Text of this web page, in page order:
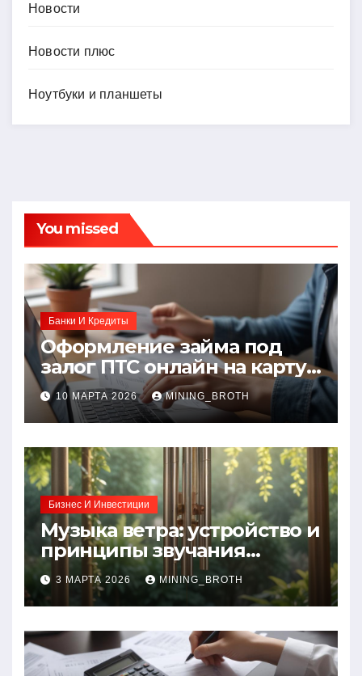
Новости
Новости плюс
Ноутбуки и планшеты
You missed
Банки И Кредиты
Оформление займа под
залог ПТС онлайн на карту
без визита в офис: порядок,
требования и документы
10 МАРТА 2026 MINING_BROTH
Бизнес И Инвестиции
Музыка ветра: устройство и
принципы звучания
колокольчиков
3 МАРТА 2026 MINING_BROTH